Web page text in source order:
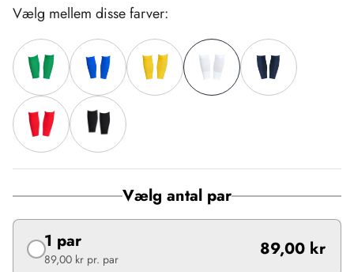
Vælg mellem disse farver:
Vælg antal par
1 par
89,00 kr pr. par 89,00 kr